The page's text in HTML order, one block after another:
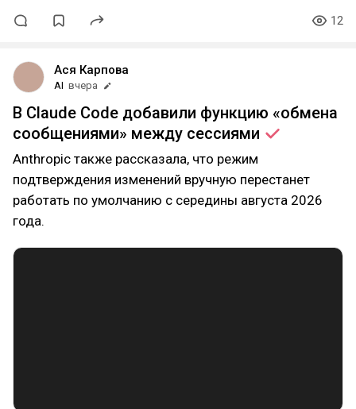
12
Ася Карпова
AI вчера
В Claude Code добавили функцию «обмена
сообщениями» между сессиями
Anthropic также рассказала, что режим
подтверждения изменений вручную перестанет
работать по умолчанию с середины августа 2026
года.